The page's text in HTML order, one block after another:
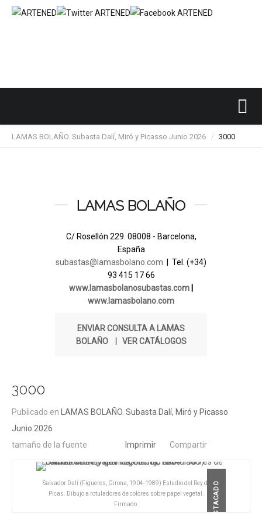
LAMAS BOLAÑO. Subasta Dalí, Miró y Picasso Junio 2026 / 3000
LAMAS BOLAÑO
C/ Rosellón 229. 08008 - Barcelona,
España
subastas@lamasbolano.com | Tel. (+34)
93 415 17 66
www.lamasbolanosubastas.com
www.lamasbolano.com
ENVIAR CONSULTA A LAMAS
BOLAÑO| VER CATÁLOGOS
3000
Publicado en
LAMAS BOLAÑO. Subasta Dalí, Miró y Picasso
Junio 2026
tamaño de la fuente
Imprimir Compartir
DESTACADO
Salvador Dalí (Figueres, Girona, 1904-1989) Estudio del Rey de
Picas. Dibujo a rotuladores de colores sobre papel vegetal.
Firmado.